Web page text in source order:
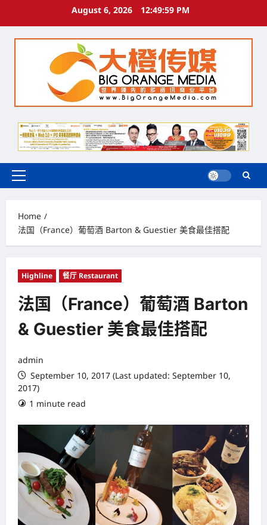
August 6, 2026 12:50:00 PM
Primary
Home
法国（France）葡萄酒 Barton & Guestier 美食最佳搭配
Highline 餐厅 Restaurant
法国（France）葡萄酒 Barton
& Guestier 美食最佳搭配
admin
September 10, 2017 (Last updated: September 10,
2017)
1 minute read